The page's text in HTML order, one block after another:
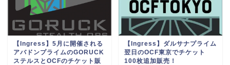
【Ingress】5月に開催される
アバドンプライムのGORUCK
ステルスとOCFのチケット販
【Ingress】ダルサナプライム
翌日のOCF東京でチケット
100枚追加販売！